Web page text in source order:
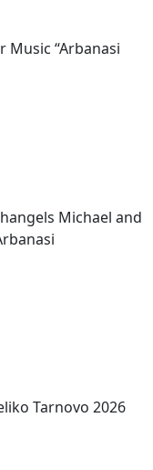
Music “Arbanasi
Michael and
Tarnovo 2026